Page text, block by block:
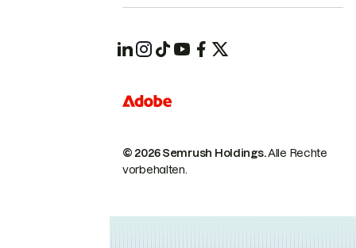
© 2026 Semrush Holdings.Alle Rechte
vorbehalten.